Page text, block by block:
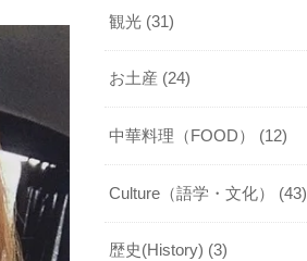
観光 (31)
お土産 (24)
中華料理（FOOD） (12)
Culture（語学・文化） (43)
歴史(History) (3)